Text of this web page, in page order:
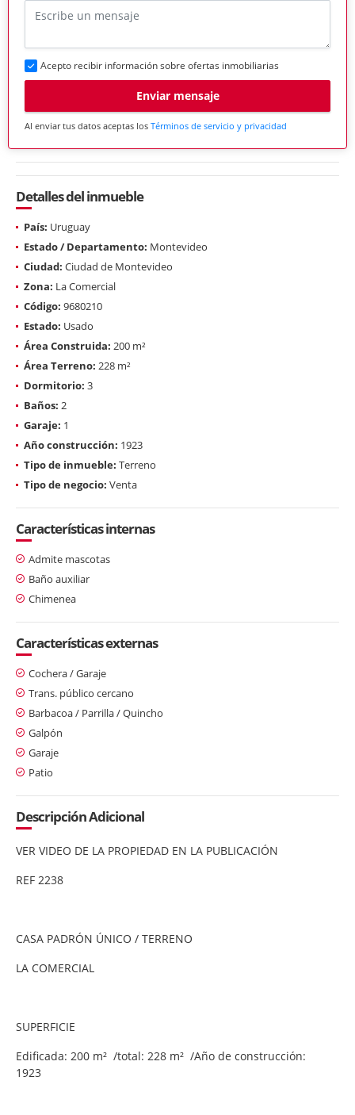
Acepto recibir información sobre ofertas inmobiliarias
Enviar mensaje
Al enviar tus datos aceptas los Términos de servicio y privacidad
Detalles del inmueble
País: Uruguay
Estado / Departamento: Montevideo
Ciudad: Ciudad de Montevideo
Zona: La Comercial
Código: 9680210
Estado: Usado
Área Construida: 200 m²
Área Terreno: 228 m²
Dormitorio: 3
Baños: 2
Garaje: 1
Año construcción: 1923
Tipo de inmueble: Terreno
Tipo de negocio: Venta
Características internas
Admite mascotas
Baño auxiliar
Chimenea
Características externas
Cochera / Garaje
Trans. público cercano
Barbacoa / Parrilla / Quincho
Galpón
Garaje
Patio
Descripción Adicional
VER VIDEO DE LA PROPIEDAD EN LA PUBLICACIÓN
REF 2238
CASA PADRÓN ÚNICO / TERRENO
LA COMERCIAL
SUPERFICIE
Edificada: 200 m² /total: 228 m² /Año de construcción:
1923